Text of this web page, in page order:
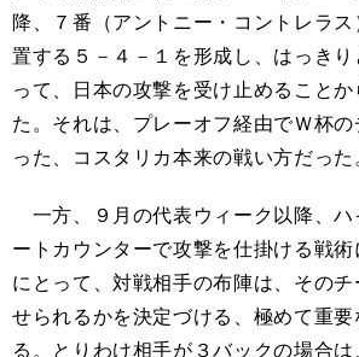
降、７番（アントニー・コントレラ
置する５－４－１を形成し、はっき
って、日本の攻撃を受け止めること
た。それは、プレーオフ経由でＷ杯
った、コスタリカ本来の戦い方だった
一方、９月の代表ウィーク以降、ハ
ートカウンターで攻撃を仕掛ける戦
にとって、対戦相手の布陣は、そのチ
せられるかを決定づける、極めて重
る。とりわけ相手が３バックの場合